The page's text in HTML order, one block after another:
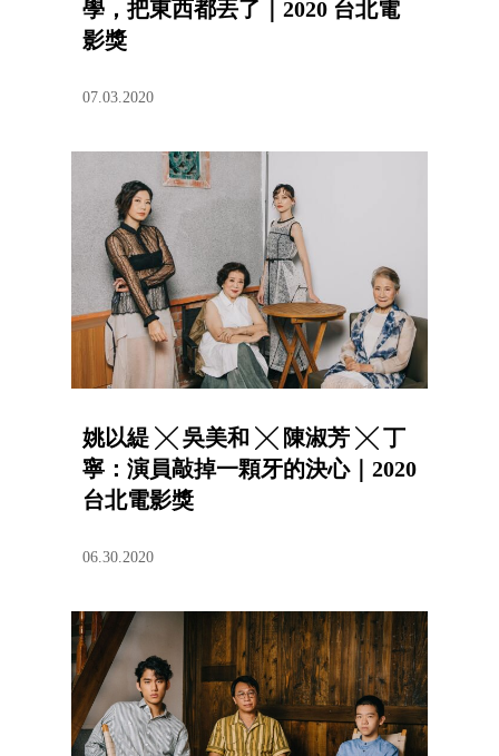
學，把東西都丟了｜2020 台北電
影獎
07.03.2020
姚以緹 ╳ 吳美和 ╳ 陳淑芳 ╳ 丁
寧：演員敲掉一顆牙的決心｜2020
台北電影獎
06.30.2020